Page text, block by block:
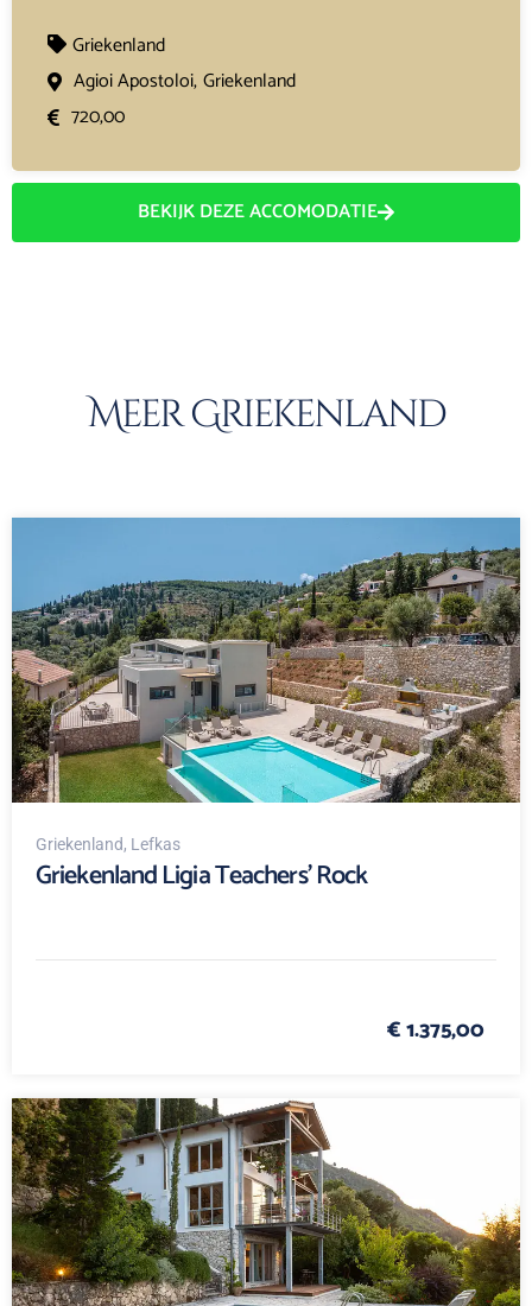
Griekenland
Agioi Apostoloi,Griekenland
720,00
BEKIJK DEZE ACCOMODATIE
Meer Griekenland
Griekenland, Lefkas
Griekenland Ligia Teachers' Rock
€ 1.375,00